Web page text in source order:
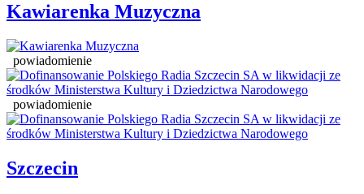
Kawiarenka Muzyczna
powiadomienie
powiadomienie
Szczecin